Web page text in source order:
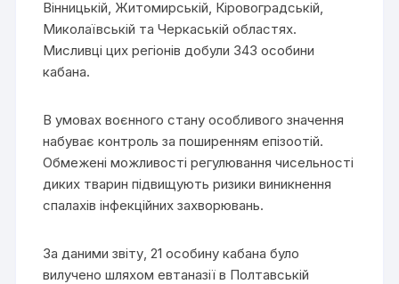
Вінницькій, Житомирській, Кіровоградській,
Миколаївській та Черкаській областях.
Мисливці цих регіонів добули 343 особини
кабана.
В умовах воєнного стану особливого значення
набуває контроль за поширенням епізоотій.
Обмежені можливості регулювання чисельності
диких тварин підвищують ризики виникнення
спалахів інфекційних захворювань.
За даними звіту, 21 особину кабана було
вилучено шляхом евтаназії в Полтавській